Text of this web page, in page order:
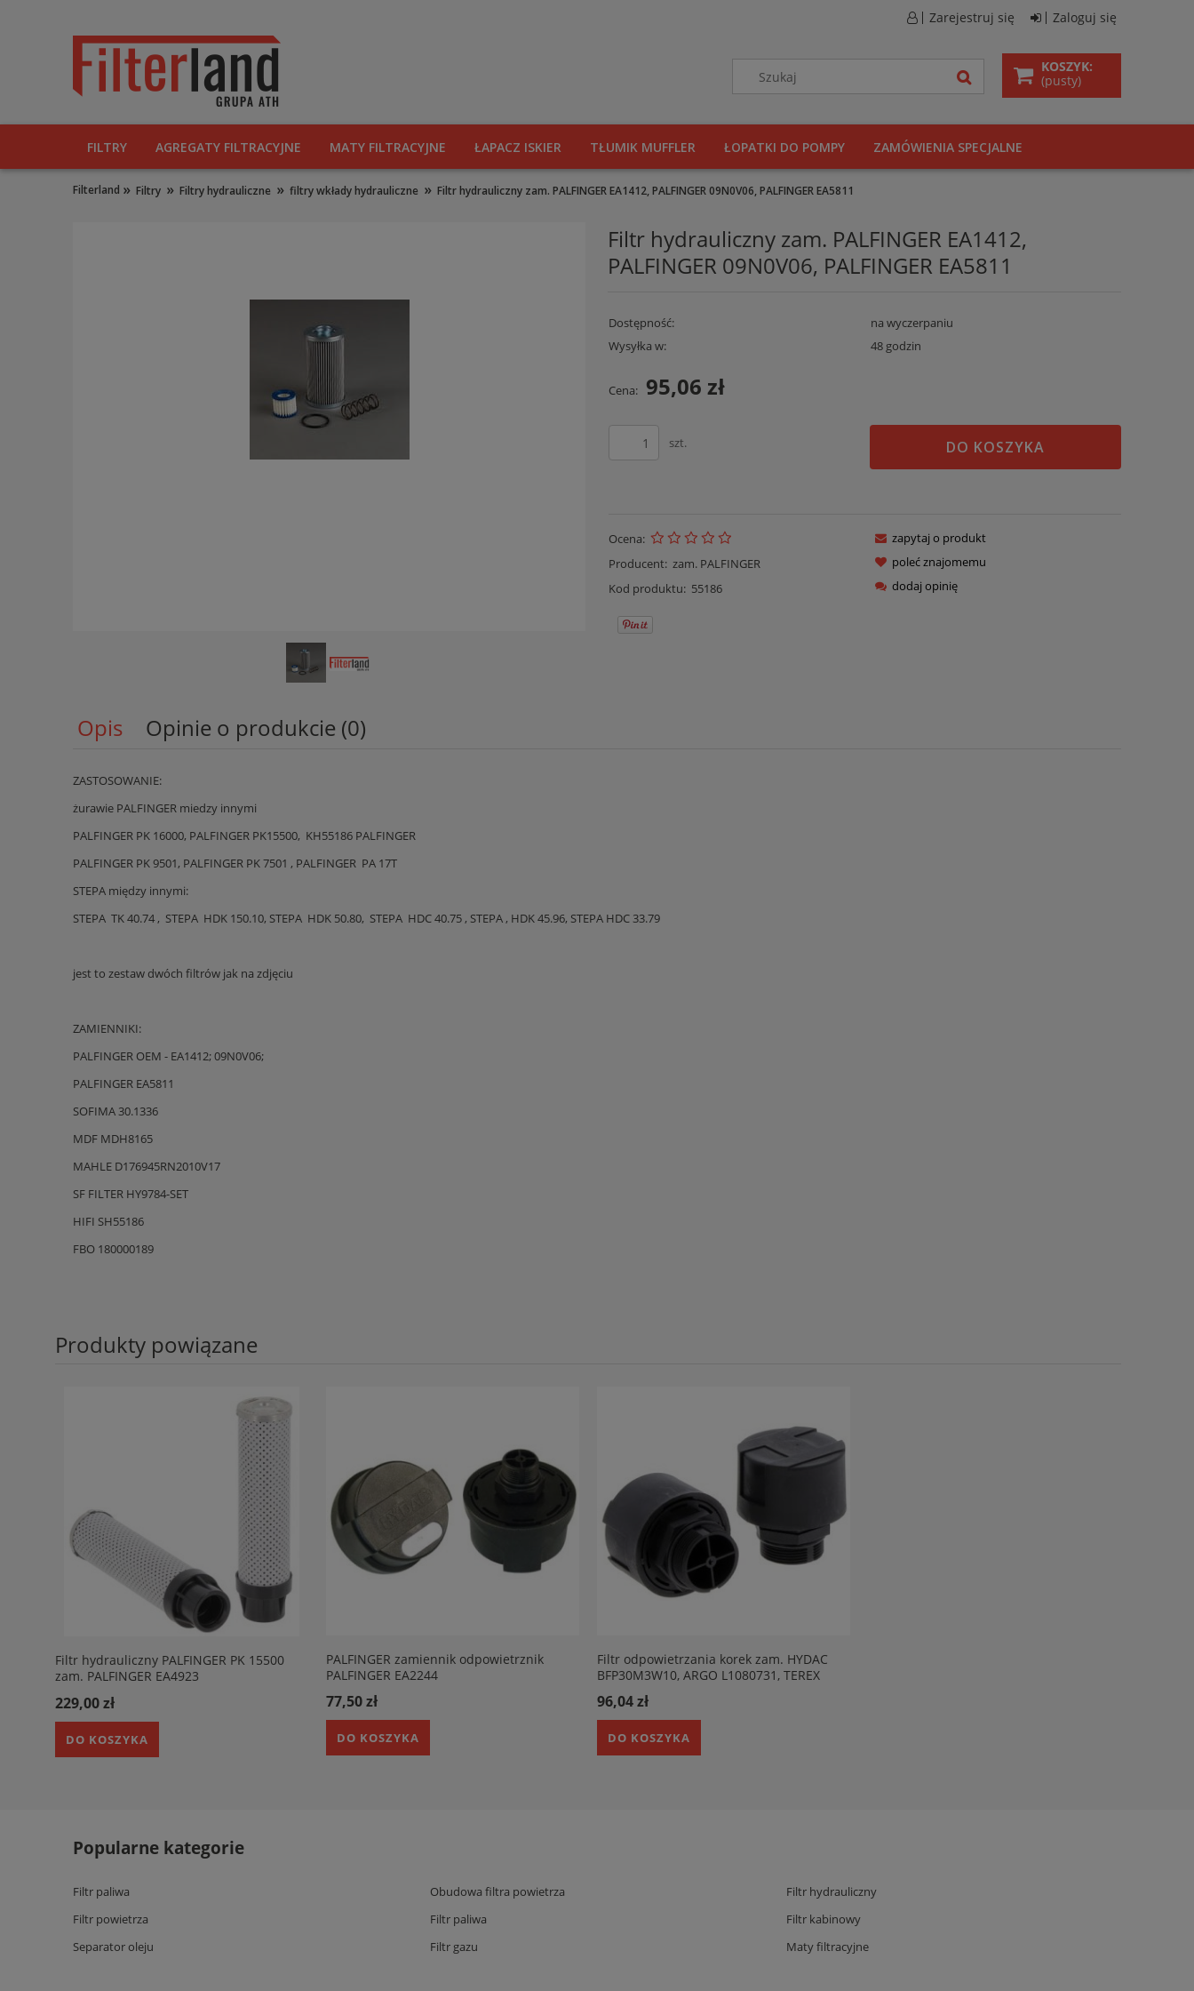
Zarejestruj się Zaloguj się
KOSZYK:
(pusty)
FILTRY AGREGATY FILTRACYJNE MATY FILTRACYJNE ŁAPACZ ISKIER TŁUMIK MUFFLER ŁOPATKI DO POMPY ZAMÓWIENIA SPECJALNE
Filterland » Filtry » Filtry hydrauliczne » filtry wkłady hydrauliczne » Filtr hydrauliczny zam. PALFINGER EA1412, PALFINGER 09N0V06, PALFINGER EA5811
Filtr hydrauliczny zam. PALFINGER EA1412,
PALFINGER 09N0V06, PALFINGER EA5811
Dostępność:
na wyczerpaniu
Wysyłka w:
48 godzin
Cena: 95,06 zł
szt. DO KOSZYKA
Ocena:
Producent: zam. PALFINGER
Kod produktu: 55186
zapytaj o produkt
poleć znajomemu
dodaj opinię
Opis Opinie o produkcie (0)
ZASTOSOWANIE:
żurawie PALFINGER miedzy innymi
PALFINGER PK 16000, PALFINGER PK15500, KH55186 PALFINGER
PALFINGER PK 9501, PALFINGER PK 7501 , PALFINGER PA 17T
STEPA między innymi:
STEPA TK 40.74 , STEPA HDK 150.10, STEPA HDK 50.80, STEPA HDC 40.75 , STEPA , HDK 45.96, STEPA HDC 33.79
jest to zestaw dwóch filtrów jak na zdjęciu
ZAMIENNIKI:
PALFINGER OEM - EA1412; 09N0V06;
PALFINGER EA5811
SOFIMA 30.1336
MDF MDH8165
MAHLE D176945RN2010V17
SF FILTER HY9784-SET
HIFI SH55186
FBO 180000189
Produkty powiązane
Filtr hydrauliczny PALFINGER PK 15500
zam. PALFINGER EA4923
229,00 zł
DO KOSZYKA
PALFINGER zamiennik odpowietrznik
PALFINGER EA2244
77,50 zł
DO KOSZYKA
Filtr odpowietrzania korek zam. HYDAC
BFP30M3W10, ARGO L1080731, TEREX
51572440, FENDT H385100050030,
TADANO 99703239184
96,04 zł
DO KOSZYKA
Popularne kategorie
Filtr paliwa
Filtr powietrza
Separator oleju
Obudowa filtra powietrza
Filtr paliwa
Filtr gazu
Filtr hydrauliczny
Filtr kabinowy
Maty filtracyjne